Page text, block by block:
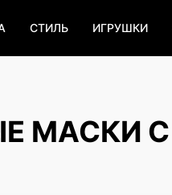
СТИЛЬ ИГРУШКИ
МАСКИ С